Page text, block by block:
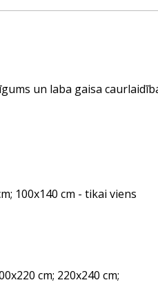
un laba gaisa
100x140 cm - tikai viens
cm; 220x240 cm;